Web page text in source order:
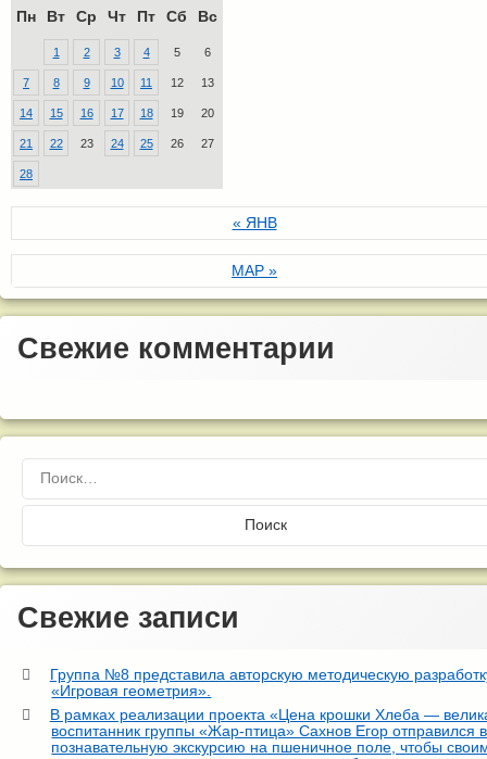
Пн Вт Ср Чт Пт Сб Вс
1 2 3 4 5 6
7 8 9 10 11 12 13
14 15 16 17 18 19 20
21 22 23 24 25 26 27
28
« ЯНВ
МАР »
Свежие комментарии
Найти:
Свежие записи
Группа №8 представила авторскую методическую
«Игровая геометрия».
В рамках реализации проекта «Цена крошки Хлеба —
воспитанник группы «Жар-птица» Сахнов Егор отправился в
познавательную экскурсию на пшеничное поле, чтобы